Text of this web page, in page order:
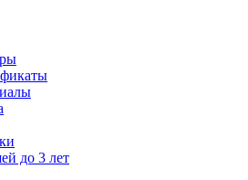
до 3 лет